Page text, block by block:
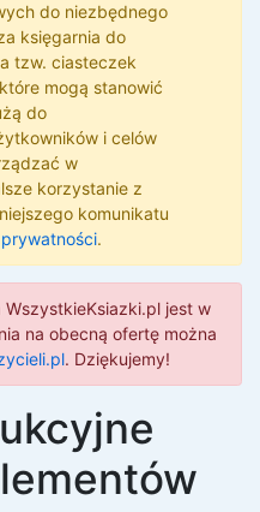
do niezbędnego
księgarnia do
tzw. ciasteczek
mogą stanowić
do
i celów
w
korzystanie z
komunikatu
.
jest w
na obecną ofertę można
. Dziękujemy!